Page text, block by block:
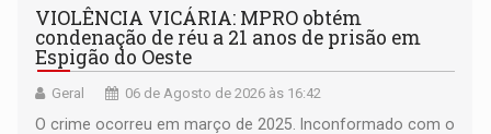
VIOLÊNCIA VICÁRIA: MPRO obtém
condenação de réu a 21 anos de prisão em
Espigão do Oeste
Geral 06 de Agosto de 2026 às 16:42
O crime ocorreu em março de 2025. Inconformado com o